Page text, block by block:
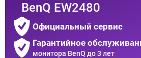
BenQ EW2480
Официальный сервис
Гарантийное
монитора BenQ до 3 лет